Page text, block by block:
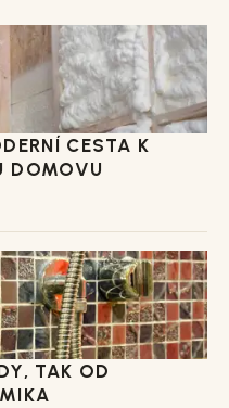
CESTA K
DOMOVU
TAK OD